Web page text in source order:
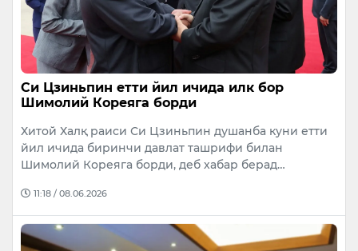
Си Цзиньпин етти йил ичида илк бор
Шимолий Кореяга борди
Хитой Халқ раиси Си Цзиньпин душанба куни етти
йил ичида биринчи давлат ташрифи билан
Шимолий Кореяга борди, деб хабар берад…
11:18 / 08.06.2026